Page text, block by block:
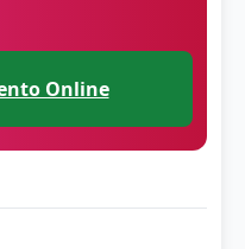
nossa equipe pelo
Online